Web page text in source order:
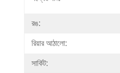
রঙ:
রিয়ার আঠালো:
সার্কিট: